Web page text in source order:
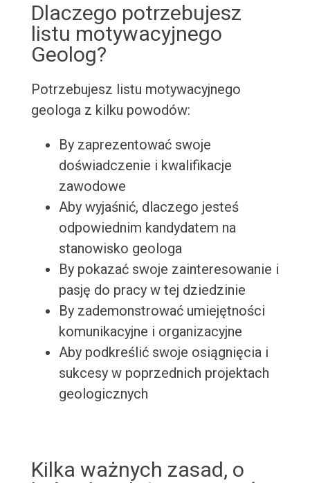
Dlaczego potrzebujesz
listu motywacyjnego
Geolog?
Potrzebujesz listu motywacyjnego
geologa z kilku powodów:
By zaprezentować swoje
doświadczenie i kwalifikacje
zawodowe
Aby wyjaśnić, dlaczego jesteś
odpowiednim kandydatem na
stanowisko geologa
By pokazać swoje zainteresowanie i
pasję do pracy w tej dziedzinie
By zademonstrować umiejętności
komunikacyjne i organizacyjne
Aby podkreślić swoje osiągnięcia i
sukcesy w poprzednich projektach
geologicznych
Kilka ważnych zasad, o